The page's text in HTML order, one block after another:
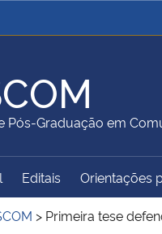
Ministério da Justiça e
Ministério da Educação
Ministério do Turismo
Pós-Graduação em
Sítio
Editais Orientações
> Primeira tese